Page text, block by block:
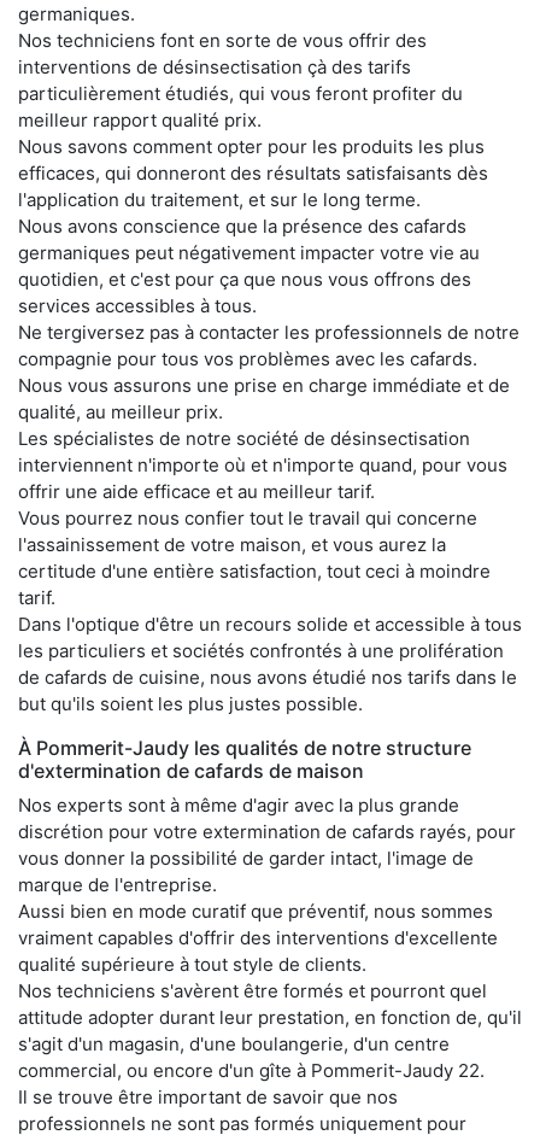
germaniques.
Nos techniciens font en sorte de vous offrir des
interventions de désinsectisation çà des tarifs
particulièrement étudiés, qui vous feront profiter du
meilleur rapport qualité prix.
Nous savons comment opter pour les produits les plus
efficaces, qui donneront des résultats satisfaisants dès
l'application du traitement, et sur le long terme.
Nous avons conscience que la présence des cafards
germaniques peut négativement impacter votre vie au
quotidien, et c'est pour ça que nous vous offrons des
services accessibles à tous.
Ne tergiversez pas à contacter les professionnels de notre
compagnie pour tous vos problèmes avec les cafards.
Nous vous assurons une prise en charge immédiate et de
qualité, au meilleur prix.
Les spécialistes de notre société de désinsectisation
interviennent n'importe où et n'importe quand, pour vous
offrir une aide efficace et au meilleur tarif.
Vous pourrez nous confier tout le travail qui concerne
l'assainissement de votre maison, et vous aurez la
certitude d'une entière satisfaction, tout ceci à moindre
tarif.
Dans l'optique d'être un recours solide et accessible à tous
les particuliers et sociétés confrontés à une prolifération
de cafards de cuisine, nous avons étudié nos tarifs dans le
but qu'ils soient les plus justes possible.
À Pommerit-Jaudy les qualités de notre structure
d'extermination de cafards de maison
Nos experts sont à même d'agir avec la plus grande
discrétion pour votre extermination de cafards rayés, pour
vous donner la possibilité de garder intact, l'image de
marque de l'entreprise.
Aussi bien en mode curatif que préventif, nous sommes
vraiment capables d'offrir des interventions d'excellente
qualité supérieure à tout style de clients.
Nos techniciens s'avèrent être formés et pourront quel
attitude adopter durant leur prestation, en fonction de, qu'il
s'agit d'un magasin, d'une boulangerie, d'un centre
commercial, ou encore d'un gîte à Pommerit-Jaudy 22.
Il se trouve être important de savoir que nos
professionnels ne sont pas formés uniquement pour